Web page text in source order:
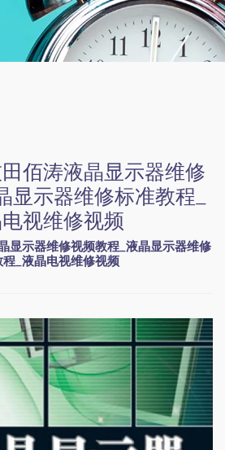
佰涛液晶显示器维修
显示器维修标准教程_
视维修视频
显示器维修视频教程_液晶显示器维修
_液晶电视维修视频